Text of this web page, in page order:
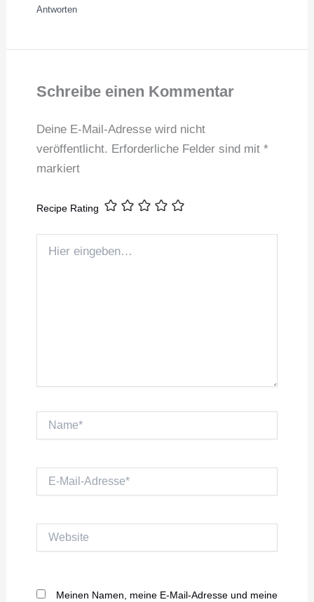
Antworten
Schreibe einen Kommentar
Deine E-Mail-Adresse wird nicht
veröffentlicht. Erforderliche Felder sind mit *
markiert
Recipe Rating
eingeben…
Mail-
Meinen Namen, meine E-Mail-Adresse und meine